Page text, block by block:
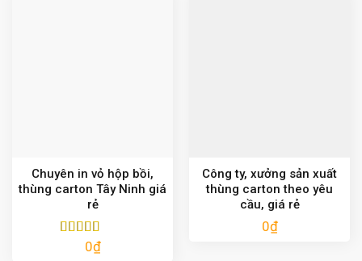
Chuyên in vỏ hộp bồi,
thùng carton Tây Ninh giá
rẻ
Được xếp
0₫
Công ty, xưởng sản xuất
thùng carton theo yêu
cầu, giá rẻ
0₫